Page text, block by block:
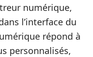
numérique,
l’interface du
répond à
personnalisés,